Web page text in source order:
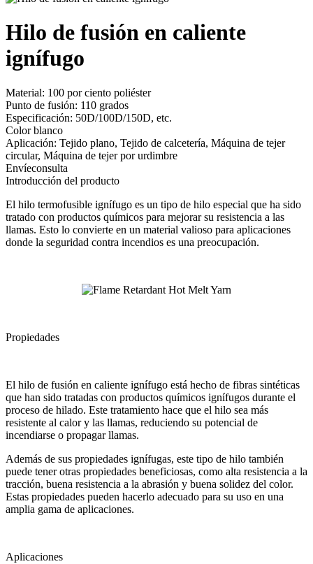
Hilo de fusión en caliente
ignífugo
Material: 100 por ciento poliéster
Punto de fusión: 110 grados
Especificación: 50D/100D/150D, etc.
Color blanco
Aplicación: Tejido plano, Tejido de calcetería, Máquina de tejer
circular, Máquina de tejer por urdimbre
Envíeconsulta
Introducción del producto
El hilo termofusible ignífugo es un tipo de hilo especial que ha sido
tratado con productos químicos para mejorar su resistencia a las
llamas. Esto lo convierte en un material valioso para aplicaciones
donde la seguridad contra incendios es una preocupación.
Propiedades
El hilo de fusión en caliente ignífugo está hecho de fibras sintéticas
que han sido tratadas con productos químicos ignífugos durante el
proceso de hilado. Este tratamiento hace que el hilo sea más
resistente al calor y las llamas, reduciendo su potencial de
incendiarse o propagar llamas.
Además de sus propiedades ignífugas, este tipo de hilo también
puede tener otras propiedades beneficiosas, como alta resistencia a la
tracción, buena resistencia a la abrasión y buena solidez del color.
Estas propiedades pueden hacerlo adecuado para su uso en una
amplia gama de aplicaciones.
Aplicaciones